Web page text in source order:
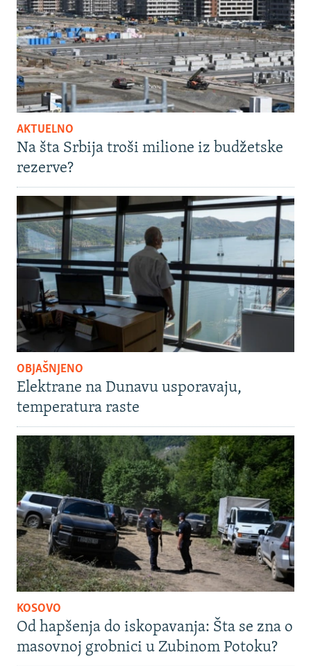
AKTUELNO
Na šta Srbija troši milione iz budžetske
rezerve?
OBJAŠNJENO
Elektrane na Dunavu usporavaju,
temperatura raste
KOSOVO
Od hapšenja do iskopavanja: Šta se zna o
masovnoj grobnici u Zubinom Potoku?